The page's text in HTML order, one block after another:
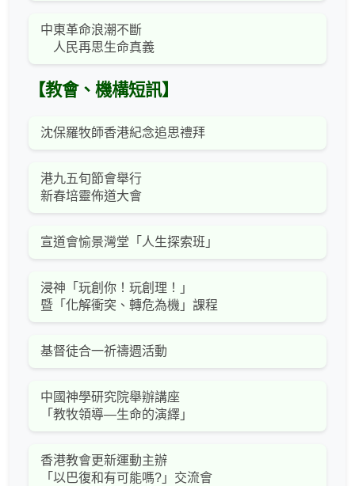
中東革命浪潮不斷
人民再思生命真義
【教會、機構短訊】
沈保羅牧師香港紀念追思禮拜
港九五旬節會舉行
新春培靈佈道大會
宣道會愉景灣堂「人生探索班」
浸神「玩創你！玩創理！」
暨「化解衝突、轉危為機」課程
基督徒合一祈禱週活動
中國神學研究院舉辦講座
「教牧領導—生命的演繹」
香港教會更新運動主辦
「以巴復和有可能嗎?」交流會